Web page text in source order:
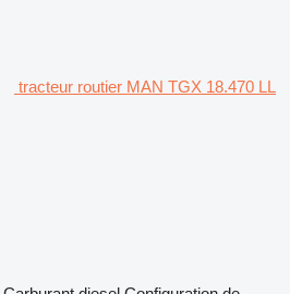
tracteur routier MAN TGX 18.470 LL